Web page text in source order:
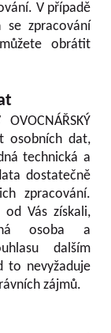
V případě
se zpracování
obrátit
osobních dat,
technická a
dostatečně
zpracování.
Vás získali,
osoba a
dalším
to nevyžaduje
zájmů.